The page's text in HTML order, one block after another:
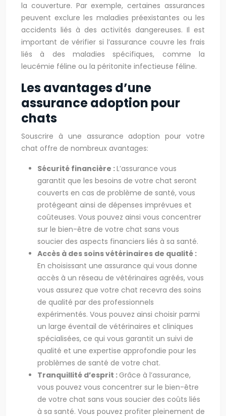
la couverture. Par exemple, certaines assurances
peuvent exclure les maladies préexistantes ou les
accidents liés à des activités dangereuses. Il est
important de vérifier si l’assurance couvre les frais
liés à des maladies spécifiques, comme la
leucémie féline ou la péritonite infectieuse féline.
Les avantages d’une
assurance adoption pour
chats
Souscrire à une assurance adoption pour votre
chat offre de nombreux avantages:
Sécurité financière :L’assurance vous
garantit que les besoins de votre chat seront
couverts en cas de problème de santé, vous
protégeant ainsi de dépenses imprévues et
coûteuses. Vous pouvez ainsi vous concentrer
sur le bien-être de votre chat sans vous
soucier des aspects financiers liés à sa santé.
Accès à des soins vétérinaires de qualité :
En choisissant une assurance qui vous donne
accès à un réseau de vétérinaires agréés, vous
vous assurez que votre chat recevra des soins
de qualité par des professionnels
expérimentés. Vous pouvez ainsi choisir parmi
un large éventail de vétérinaires et cliniques
spécialisées, ce qui vous garantit un suivi de
qualité et une expertise approfondie pour les
problèmes de santé de votre chat.
Tranquillité d’esprit : Grâce à l’assurance,
vous pouvez vous concentrer sur le bien-être
de votre chat sans vous soucier des coûts liés
à sa santé. Vous pouvez profiter pleinement de